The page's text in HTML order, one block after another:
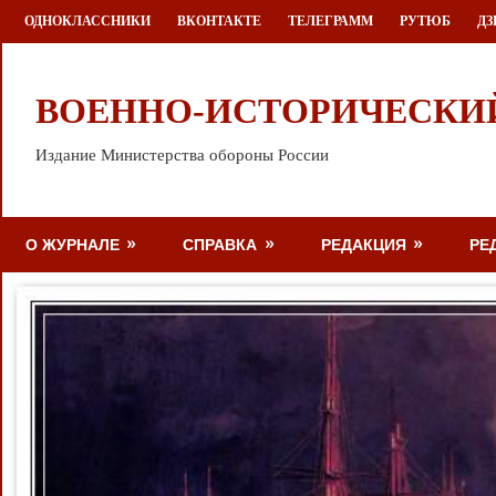
Перейти
к
ОДНОКЛАССНИКИ ВКОНТАКТЕ ТЕЛЕГРАММ РУТЮБ
ВОЕННО-
Издание Министерства обороны России
О ЖУРНАЛЕ СПРАВКА РЕДАКЦИЯ